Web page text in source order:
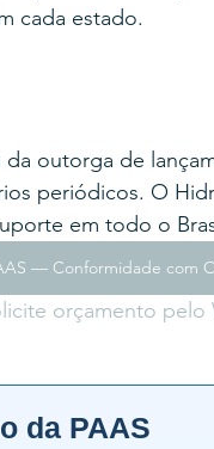
cada estado.
outorga de
periódicos. O
em todo o
— Conformidade com
orçamento pelo
da PAAS